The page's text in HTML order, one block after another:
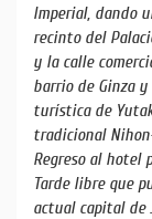
Imperial, dando
recinto del
y la calle
barrio de Ginza
turística de
tradicional
Regreso al hotel
Tarde libre que
actual capital de